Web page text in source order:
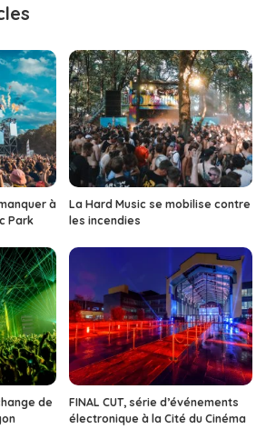
à
Park
La Hard Music se mobilise contre
les incendies
de
FINAL CUT, série d’événements
électronique à la Cité du Cinéma